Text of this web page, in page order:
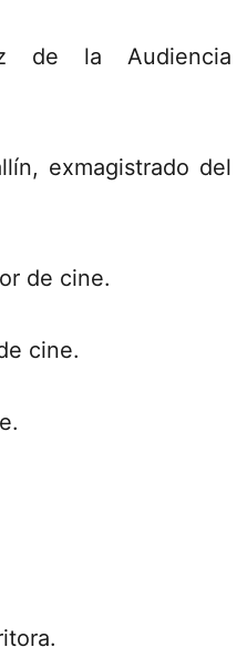
de la Audiencia
exmagistrado del
de cine.
cine.